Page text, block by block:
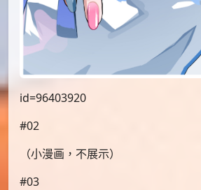
id=96403920
#02
（小漫画，不展示）
#03